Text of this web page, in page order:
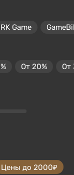
Game
От 20% От
Цены до 2000₽